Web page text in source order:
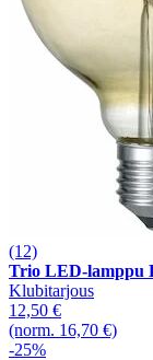
(12)
Trio LED-lamppu
Klubitarjous
12,50 €
(norm. 16,70 €)
-25%